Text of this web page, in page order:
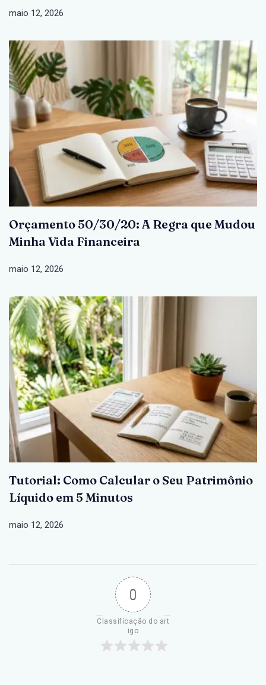
maio 12, 2026
Orçamento 50/30/20: A Regra que Mudou
Minha Vida Financeira
maio 12, 2026
Tutorial: Como Calcular o Seu Patrimônio
Líquido em 5 Minutos
maio 12, 2026
0
Classificação do art
igo